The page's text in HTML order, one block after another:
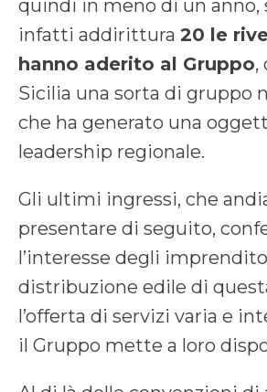
quindi in meno di un anno,
infatti addirittura 20 le
hanno aderito al Gruppo,
Sicilia una sorta di gruppo
che ha generato una
leadership regionale.
Gli ultimi ingressi, che
presentare di seguito,
l’interesse degli
distribuzione edile di
l’offerta di servizi varia e
il Gruppo mette a loro